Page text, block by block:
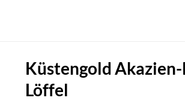
Küstengold
Löffel